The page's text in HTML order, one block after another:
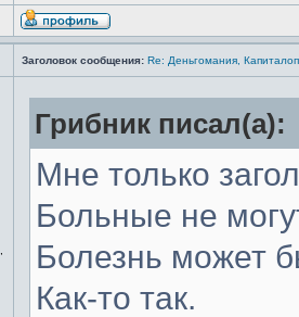
Заголовок сообщения: Re: Деньгомания,
Грибник писал(а):
Мне только
Больные не
Болезнь может
Как-то так.